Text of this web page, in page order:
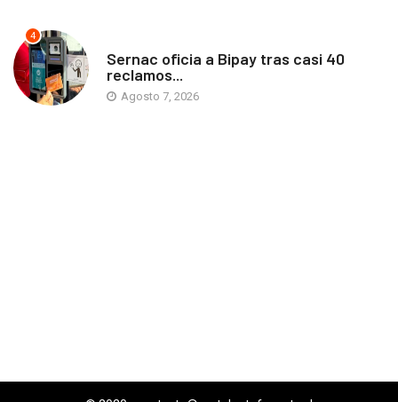
4
Sernac oficia a Bipay tras casi 40
reclamos...
Agosto 7, 2026